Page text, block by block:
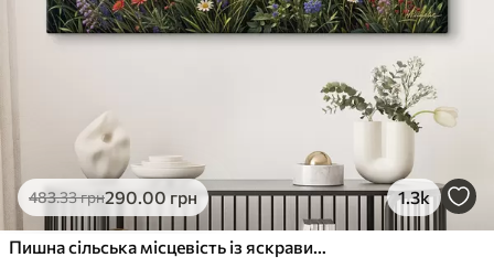
483.33грн290.00 грн 1.3k
Пишна сільська місцевість із яскравим лугом диких квітів, наповненим різнокольоровими квітами під хмарним небом